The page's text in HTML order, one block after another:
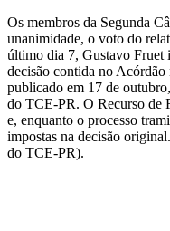
Os membros da Segunda
unanimidade, o voto do
último dia 7, Gustavo Fruet
decisão contida no Acórdão
publicado em 17 de
do TCE-PR. O Recurso de
e, enquanto o processo
impostas na decisão
do TCE-PR).